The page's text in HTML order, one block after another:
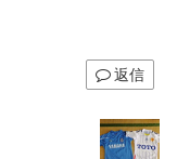
返信